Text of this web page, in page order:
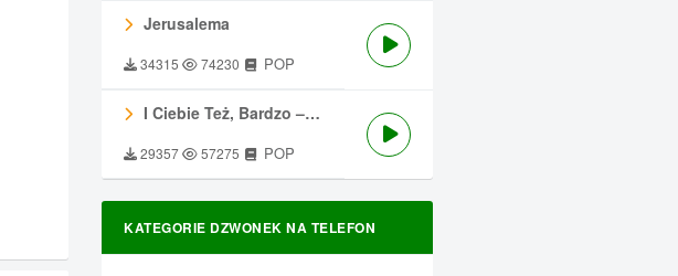
Jerusalema
34315 74230 POP
I Ciebie Też, Bardzo – Męskie Granie
29357 57275 POP
KATEGORIE DZWONEK NA TELEFON